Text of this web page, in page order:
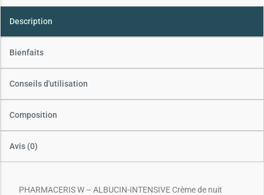
Composition
Conseils d'utilisation
Bienfaits
Description
Avis (0)
PHARMACERIS W – ALBUCIN-INTENSIVE Crème de nuit